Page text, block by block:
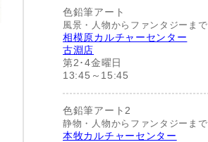
色鉛筆アート
風景・人物からファンタジーまで
相模原カルチャーセンター
古淵店
第2･4金曜日
13:45～15:45
色鉛筆アート2
静物・人物からファンタジーまで
本牧カルチャーセンター